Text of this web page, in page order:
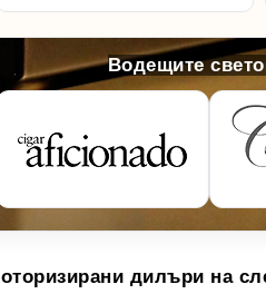
Водещите
дилъри на